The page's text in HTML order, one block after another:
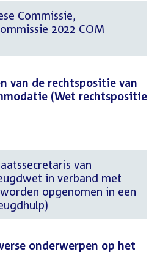
Commissie,
2022 COM
van de rechtspositie van
(Wet rechtspositie
van
in verband met
opgenomen in een
onderwerpen op het